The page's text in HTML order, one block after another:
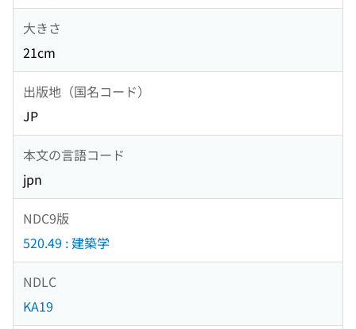
大きさ
21cm
出版地（国名コード）
JP
本文の言語コード
jpn
NDC9版
520.49 : 建築学
NDLC
KA19